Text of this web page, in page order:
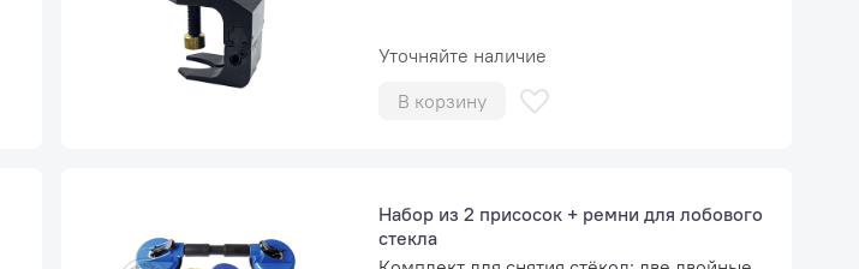
Уточняйте наличие
В корзину
Набор из 2 присосок + ремни для лобового
стекла